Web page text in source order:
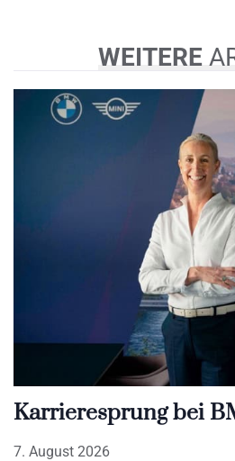
WEITERE
Karrieresprung bei
7. August 2026